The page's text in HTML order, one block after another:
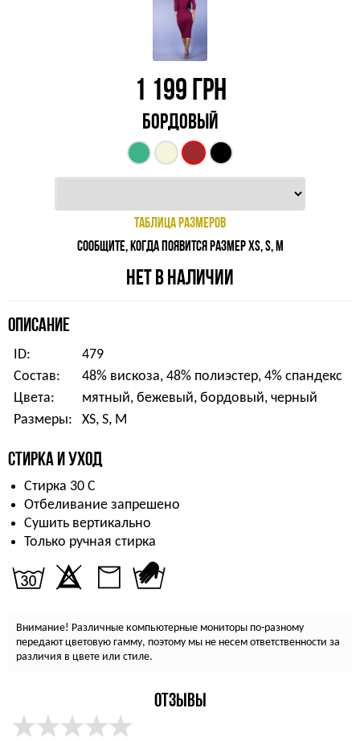
1 199ГРН
БОРДОВЫЙ
ТАБЛИЦА РАЗМЕРОВ
СООБЩИТЕ, КОГДА ПОЯВИТСЯ РАЗМЕР XS, S, M
НЕТ В НАЛИЧИИ
ОПИСАНИЕ
ID:
479
Состав:
48% вискоза, 48% полиэстер, 4% спандекс
Цвета:
мятный, бежевый, бордовый, черный
Размеры:
XS, S, M
СТИРКА И УХОД
Стирка 30 С
Отбеливание запрешено
Сушить вертикально
Только ручная стирка
Внимание! Различные компьютерные мониторы по-разному
передают цветовую гамму, поэтому мы не несем ответственности за
различия в цвете или стиле.
ОТЗЫВЫ